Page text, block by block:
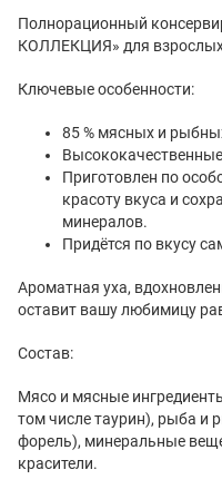
Полнорационный
КОЛЛЕКЦИЯ» для
Ключевые особенности:
85 % мясных и
Приготовлен по
красоту вкуса и
минералов.
Придётся по вкусу
Ароматная уха,
оставит вашу любимицу
Состав:
Мясо и мясные
том числе таурин), рыба и
форель), минеральные
красители.